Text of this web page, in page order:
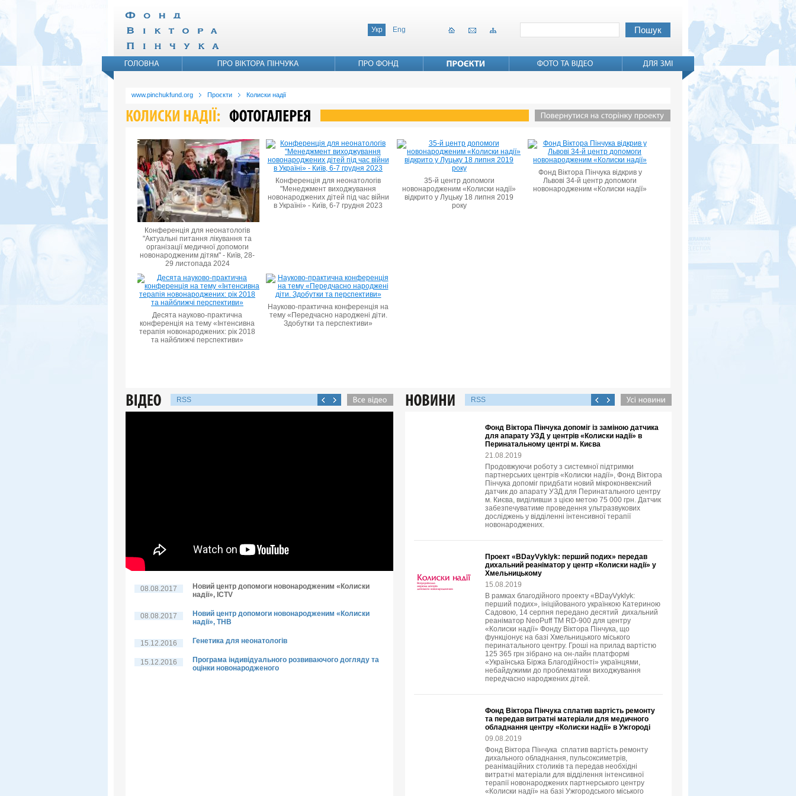
Укр Eng
www.pinchukfund.org Проєкти Колиски надії
Конференція для неонатологів
"Актуальні питання лікування та
організації медичної допомоги
новонародженим дітям" - Київ, 28-
29 листопада 2024
Конференція для неонатологів
"Менеджмент виходжування
новонароджених дітей під час війни
в Україні» - Київ, 6-7 грудня 2023
35-й центр допомоги
новонародженим «Колиски надії»
відкрито у Луцьку 18 липня 2019
року
Фонд Віктора Пінчука відкрив у
Львові 34-й центр допомоги
новонародженим «Колиски надії»
Десята науково-практична
конференцiя на тему «Інтенсивна
терапія новонароджених: рік 2018
та найближчі перспективи»
Науково-практична конференція на
тему «Передчасно народжені діти.
Здобутки та перспективи»
RSS
08.08.2017
Новий центр допомоги новонародженим «Колиски
надії», ICTV
08.08.2017
Новий центр допомоги новонародженим «Колиски
надії», THB
15.12.2016 Генетика для неонатологів
15.12.2016
Програма індивідуального розвиваючого догляду та
оцінки новонародженого
RSS
Фонд Віктора Пінчука допоміг із заміною датчика
для апарату УЗД у центрів «Колиски надії» в
Перинатальному центрі м. Києва
21.08.2019
Продовжуючи роботу з системної підтримки
партнерських центрів «Колиски надії», Фонд Віктора
Пінчука допоміг придбати новий мікроконвексний
датчик до апарату УЗД для Перинатального центру
м. Києва, виділивши з цією метою 75 000 грн. Датчик
забезпечуватиме проведення ультразвукових
досліджень у відділенні інтенсивної терапії
новонароджених.
Проект «BDayVyklyk: перший подих» передав
дихальний реаніматор у центр «Колиски надії» у
Хмельницькому
15.08.2019
В рамках благодійного проекту «BDayVyklyk:
перший подих», ініційованого українкою Катериною
Садовою, 14 серпня передано десятий дихальний
реаніматор NeoPuff TM RD-900 для центру
«Колиски надії» Фонду Віктора Пінчука, що
функціонує на базі Хмельницького міського
перинатального центру. Гроші на прилад вартістю
125 365 грн зібрано на он-лайн платформі
«Українська Біржа Благодійності» українцями,
небайдужими до проблематики виходжування
передчасно народжених дітей.
Фонд Віктора Пінчука сплатив вартість ремонту
та передав витратні матеріали для медичного
обладнання центру «Колиски надії» в Ужгороді
09.08.2019
Фонд Віктора Пінчука сплатив вартість ремонту
дихального обладнання, пульсоксиметрів,
реанімаційних столиків та передав необхідні
витратні матеріали для відділення інтенсивної
терапії новонароджених партнерського центру
«Колиски надії» на базі Ужгородського міського